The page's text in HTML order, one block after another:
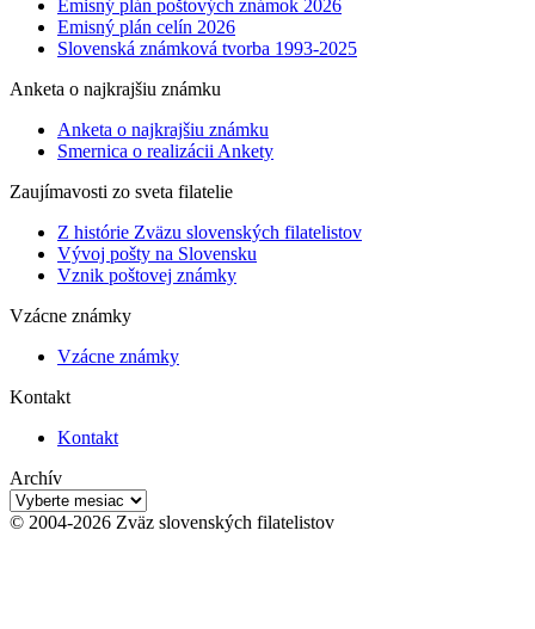
Emisný plán poštových známok 2026
Emisný plán celín 2026
Slovenská známková tvorba 1993-2025
Anketa o najkrajšiu známku
Anketa o najkrajšiu známku
Smernica o realizácii Ankety
Zaujímavosti zo sveta filatelie
Z histórie Zväzu slovenských filatelistov
Vývoj pošty na Slovensku
Vznik poštovej známky
Vzácne známky
Vzácne známky
Kontakt
Kontakt
Archív
Archív
© 2004-2026 Zväz slovenských filatelistov